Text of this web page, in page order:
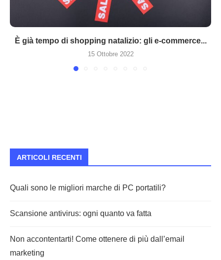
È già tempo di shopping natalizio: gli e-commerce...
15 Ottobre 2022
ARTICOLI RECENTI
Quali sono le migliori marche di PC portatili?
Scansione antivirus: ogni quanto va fatta
Non accontentarti! Come ottenere di più dall’email
marketing